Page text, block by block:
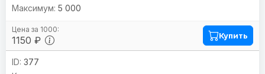
1150 ₽
5 000
Купить
377